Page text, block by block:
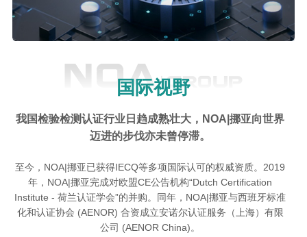
国际视野
我国检验检测认证行业日趋成熟壮大，NOA|挪亚向世界
迈进的步伐亦未曾停滞。
至今，NOA|挪亚已获得IECQ等多项国际认可的权威资质。2019
年，NOA|挪亚完成对欧盟CE公告机构“Dutch Certification
Institute - 荷兰认证学会”的并购。同年，NOA|挪亚与西班牙标准
化和认证协会 (AENOR) 合资成立安诺尔认证服务（上海）有限
公司 (AENOR China)。